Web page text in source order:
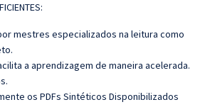
mestres especializados na leitura como
a aprendizagem de maneira acelerada.
os PDFs Sintéticos Disponibilizados